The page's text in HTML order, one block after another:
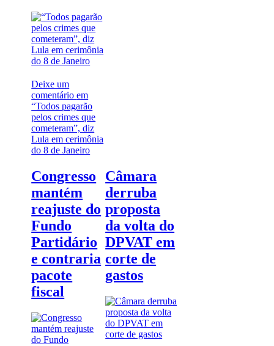
Deixe um
comentárioem
“Todos pagarão
pelos crimes que
cometeram”, diz
Lula em cerimônia
do 8 de Janeiro
Congresso
mantém
reajuste do
Fundo
Partidário
e contraria
pacote
fiscal
Câmara
derruba
proposta
da volta do
DPVAT em
corte de
gastos